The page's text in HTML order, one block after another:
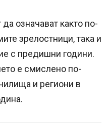
означават както по-
зрелостници, така и
с предишни години.
е смислено по-
и региони в